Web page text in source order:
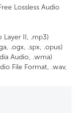
Lossless Audio
Layer II, .mp3)
.ogx, .spx, .opus)
Audio, .wma)
File Format, .wav,